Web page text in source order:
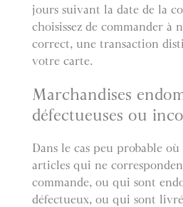
jours suivant la date de la
choisissez de commander à
correct, une transaction
votre carte.
Marchandises
défectueuses ou
Dans le cas peu probable
articles qui ne
commande, ou qui sont
défectueux, ou qui sont